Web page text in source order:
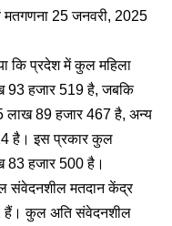
मतगणना 25 जनवरी, 2025
कि प्रदेश में कुल महिला
93 हजार 519 है, जबकि
लाख 89 हजार 467 है, अन्य
है। इस प्रकार कुल
83 हजार 500 है।
संवेदनशील मतदान केंद्र
हैं। कुल अति संवेदनशील